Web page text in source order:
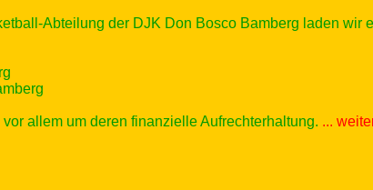
Abteilung der DJK Don Bosco Bamberg laden wir
allem um deren finanzielle Aufrechterhaltung. ...